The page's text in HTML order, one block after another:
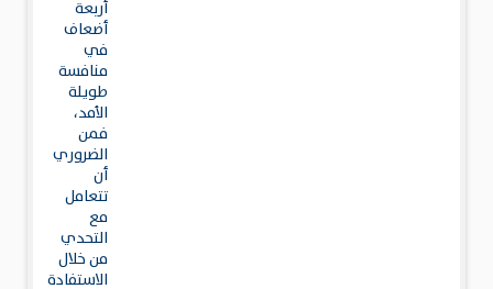
أربعة
أضعاف
في
منافسة
طويلة
الأمد،
فمن
الضروري
أن
تتعامل
مع
التحدي
من خلال
الاستفادة